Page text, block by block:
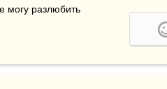
могу разлюбить